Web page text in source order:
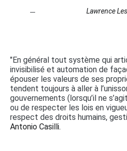
Lawrence
"En général tout système qui
invisibilisé et automation de
épouser les valeurs de ses
tendent toujours à aller à
gouvernements (lorsqu’il ne
ou de respecter les lois en
respect des droits humains,
Antonio Casilli.